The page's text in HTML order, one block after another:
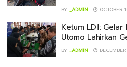
BY _ADMIN OCTOBER
Ketum LDII: Gelar
Utomo Lahirkan
BY _ADMIN